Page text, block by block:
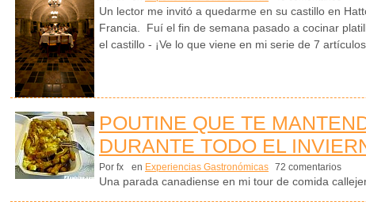
Un lector me invitó a quedarme en su castillo en
Francia. Fuí el fin de semana pasado a cocinar
el castillo - ¡Ve lo que viene en mi serie de 7
POUTINE QUE TE
DURANTE TODO EL
Por fx en Experiencias Gastronómicas 72 comentarios
Una parada canadiense en mi tour de comida